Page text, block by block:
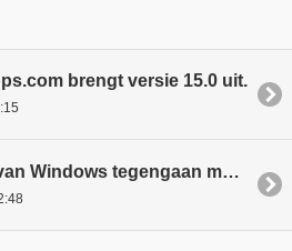
brengt versie 15.0 uit.
Vervuiling van Windows tegengaan met PortableApps.com apps